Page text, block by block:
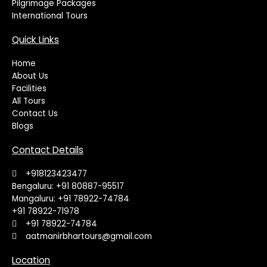
Pilgrimage Packages
International Tours
Quick Links
Home
About Us
Facilities
All Tours
Contact Us
Blogs
Contact Details
+918123423477
Bengaluru: +91 80887-95517
Mangaluru: +91 78922-74784
+91 78922-71978
+91 78922-74784
aatmanirbhartours@gmail.com
Location